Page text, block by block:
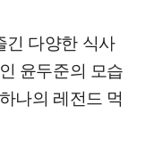
긴 다양한 식사
윤두준의 모습
나의 레전드 먹